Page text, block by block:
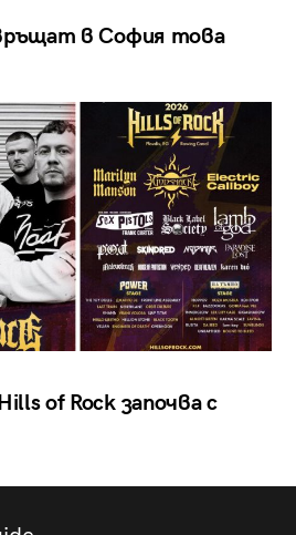
в София това
of Rock започва с